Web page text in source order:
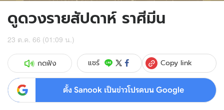
ดูดวงรายสัปดาห์ ราศีมีน
23 ต.ค. 66 (01:09 น.)
กดฟัง แชร์ Copy link
ตั้ง Sanook เป็นข่าวโปรดบน Google